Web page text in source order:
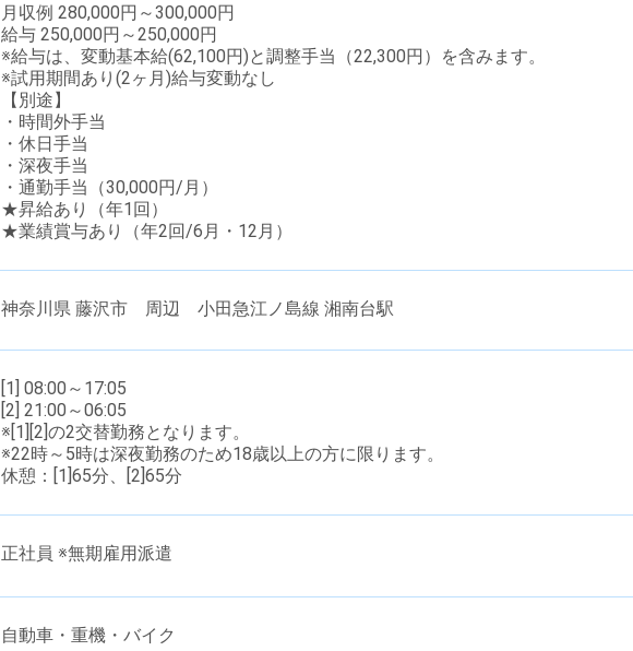
月収例 280,000円～300,000円
給与 250,000円～250,000円
※給与は、変動基本給(62,100円)と調整手当（22,300円）を含みます。
※試用期間あり(2ヶ月)給与変動なし
【別途】
・時間外手当
・休日手当
・深夜手当
・通勤手当（30,000円/月）
★昇給あり（年1回）
★業績賞与あり（年2回/6月・12月）
神奈川県 藤沢市 周辺 小田急江ノ島線 湘南台駅
[1] 08:00～17:05
[2] 21:00～06:05
※[1][2]の2交替勤務となります。
※22時～5時は深夜勤務のため18歳以上の方に限ります。
休憩：[1]65分、[2]65分
正社員 ※無期雇用派遣
自動車・重機・バイク